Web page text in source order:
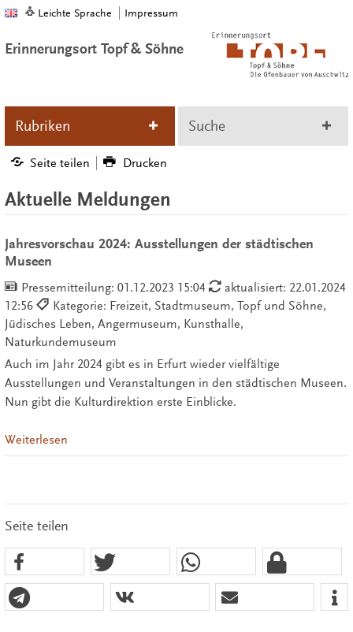
Leichte Sprache Impressum
Erinnerungsort Topf & Söhne
Rubriken Suche
Seite teilen Drucken
Aktuelle Meldungen
Jahresvorschau 2024: Ausstellungen der städtischen
Museen
Pressemitteilung: 01.12.2023 15:04
aktualisiert: 22.01.2024
12:56
Kategorie: Freizeit, Stadtmuseum, Topf und Söhne,
Jüdisches Leben, Angermuseum, Kunsthalle,
Naturkundemuseum
Auch im Jahr 2024 gibt es in Erfurt wieder vielfältige
Ausstellungen und Veranstaltungen in den städtischen Museen.
Nun gibt die Kulturdirektion erste Einblicke.
Weiterlesen
Seite teilen